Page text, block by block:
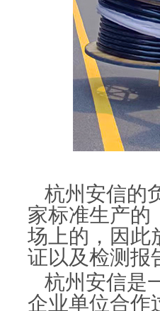
杭州安信的
家标准生产的
场上的，因此
证以及检测报
杭州安信是
企业单位合作